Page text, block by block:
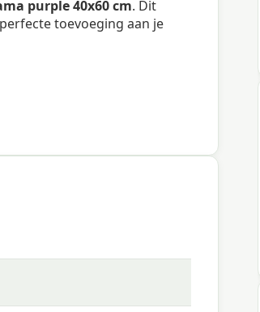
purple 40x60 cm. Dit
toevoeging aan je